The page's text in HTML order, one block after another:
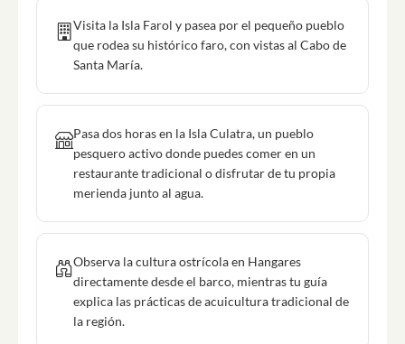
Visita la Isla Farol y pasea por el pequeño pueblo
que rodea su histórico faro, con vistas al Cabo de
Santa María.
Pasa dos horas en la Isla Culatra, un pueblo
pesquero activo donde puedes comer en un
restaurante tradicional o disfrutar de tu propia
merienda junto al agua.
Observa la cultura ostrícola en Hangares
directamente desde el barco, mientras tu guía
explica las prácticas de acuicultura tradicional de
la región.